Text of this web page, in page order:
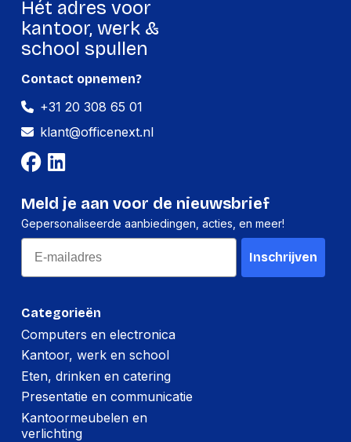
Hét adres voor
kantoor, werk &
school spullen
Categorieën
Computers en electronica
Kantoor, werk en school
Eten, drinken en catering
Presentatie en communicatie
Kantoormeubelen en
verlichting
Contact opnemen?
+31 20 308 65 01
klant@officenext.nl
Meld je aan voor de nieuwsbrief
Gepersonaliseerde aanbiedingen, acties, en meer!
Email
Inschrijven